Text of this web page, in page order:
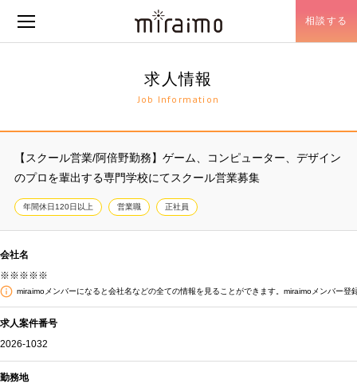
相談する
求人情報
Job Information
【スクール営業/阿倍野勤務】ゲーム、コンピューター、デザイン
のプロを輩出する専門学校にてスクール営業募集
年間休日120日以上 営業職 正社員
会社名
※※※※※
miraimoメンバーになると会社名などの全ての情報を見ることができます。miraimoメンバー登
求人案件番号
2026-1032
勤務地